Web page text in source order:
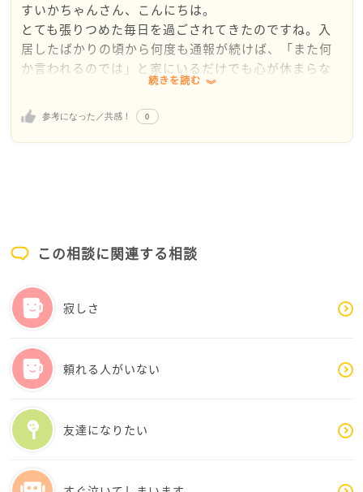
も、今住んでいる部屋から離れてみるというのも一つ
の選択肢かと思います
そうでなくても心が疲れている状態ですので、これ以
上荷物を抱え込まないように、ご自身を守ることを検
討してみてください
早く解決するといいですね
すいかちゃんさん、こんにちは。
とても張りつめた毎日を過ごされてきたのですね。入
居したばかりの頃から何度も通報が続けば、「また何
か言われるのでは」と家にいるだけでも心が休まらな
くなってしまうと思います。休職中で心も不安定な
中、本当に苦しかったですね。
まずお伝えしたいのは、今のすいかちゃんさんは「弱
分が全部悪い」と抱え込まなくて大丈夫です。
心を立て直すことを優先してくださいね。
・管理会社にこれまでの経緯を整理して相談する
・もし可能なら、防音マットや家具配置を最低限見直
し「できる対策だけ」行う
でに検討する」くらいにハードルを下げる
続きを読む
参考になった／共感！ 0
この相談に関連する相談
寂しさ
頼れる人がいない
友達になりたい